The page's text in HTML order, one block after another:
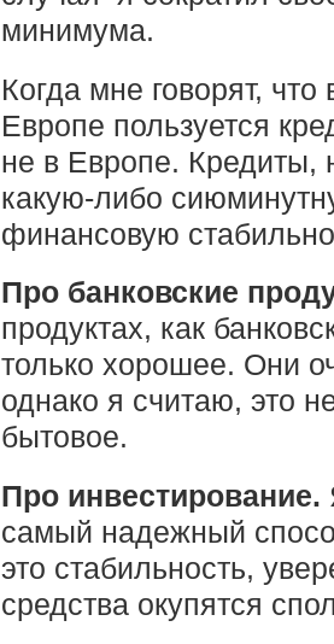
минимума.
Когда мне говорят,
Европе пользуется
не в Европе. Кредиты,
какую-либо
финансовую
Про банковские
продуктах, как
только хорошее. Они
однако я считаю, это
бытовое.
Про инвестирование.
самый надежный
это стабильность,
средства окупятся